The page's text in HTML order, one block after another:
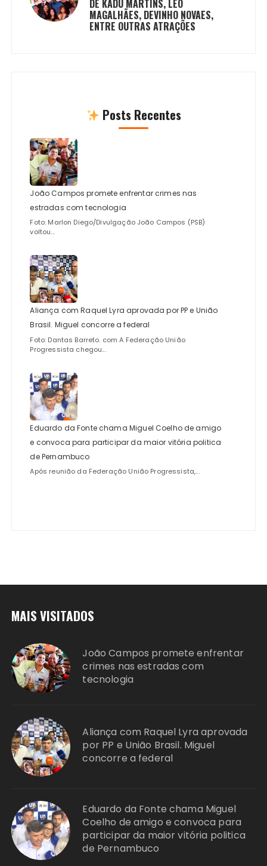
DE KADU MARTINS, LÉO
MAGALHÃES, DEVINHO NOVAES,
ENTRE OUTRAS ATRAÇÕES
Posts Recentes
João Campos promete enfrentar crimes nas
estradas com tecnologia
Foto: Marlon Diego/Divulgação João Campos (PSB)
voltou...
Aliança com Raquel Lyra aprovada por PP e União
Brasil. Miguel concorre a federal
Foto: Dantas Barreto. com A Federação União
Progressista chegou...
Eduardo da Fonte chama Miguel Coelho de amigo
e convoca para participar da maior vitória politica
de Pernambuco
Após reunião da Federação União Progressista,...
MAIS VISITADOS
João Campos promete enfrentar
crimes nas estradas com
tecnologia
Aliança com Raquel Lyra aprovada
por PP e União Brasil. Miguel
concorre a federal
Eduardo da Fonte chama Miguel
Coelho de amigo e convoca para
participar da maior vitória politica
de Pernambuco